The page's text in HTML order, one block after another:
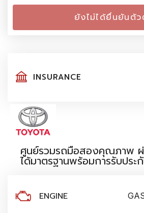
ยังไม่ได้ยื่นยันตัว
INSURANCE
ศูนย์รวมรถมือสองคุณภาพ ผ่
ได้มาตรฐานพร้อมการรับประ
ENGINE